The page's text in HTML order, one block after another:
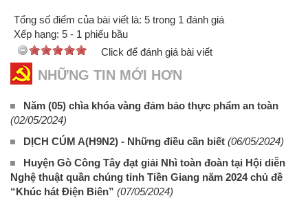
Tổng số điểm của bài viết là: 5 trong 1 đánh giá
Xếp hạng: 5 - 1 phiếu bầu
Click để đánh giá bài viết
NHỮNG TIN MỚI HƠN
Năm (05) chìa khóa vàng đảm bảo thực phẩm an toàn
(02/05/2024)
DỊCH CÚM A(H9N2) - Những điều cần biết (06/05/2024)
Huyện Gò Công Tây đạt giải Nhì toàn đoàn tại Hội diễn
Nghệ thuật quần chúng tỉnh Tiền Giang năm 2024 chủ đề
“Khúc hát Điện Biên” (07/05/2024)